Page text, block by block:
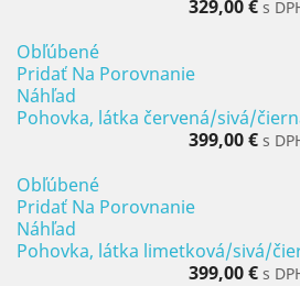
329,00 € s
Obľúbené
Pridať Na Porovnanie
Náhľad
Pohovka, látka červená/sivá/
399,00 € s
Obľúbené
Pridať Na Porovnanie
Náhľad
Pohovka, látka limetková/sivá/
399,00 € s